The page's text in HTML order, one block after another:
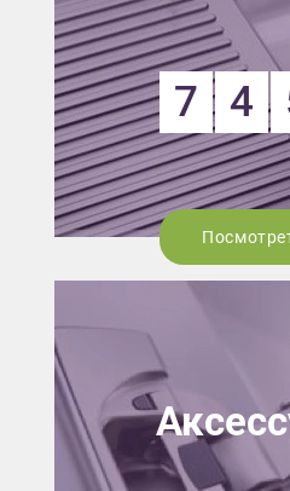
7 4